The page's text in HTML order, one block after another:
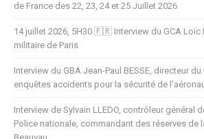
de France des 22, 23, 24 et 25 Juillet 2026
14 juillet 2026, 5H30 🇫🇷 Interview du GCA Loïc
militaire de Paris
Interview du GBA Jean-Paul BESSE, directeur du
enquêtes accidents pour la sécurité de
Interview de Sylvain LLEDO, contrôleur général
Police nationale, commandant des réserves de